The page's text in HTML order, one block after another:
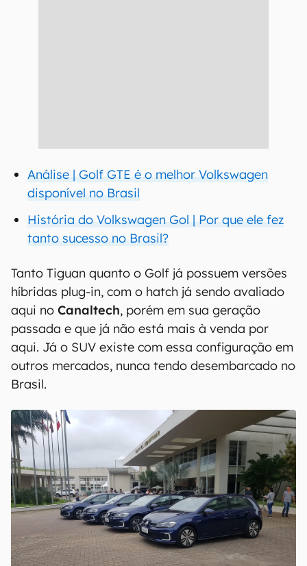
Análise | Golf GTE é o melhor Volkswagen
disponível no Brasil
História do Volkswagen Gol | Por que ele fez
tanto sucesso no Brasil?
Tanto Tiguan quanto o Golf já possuem versões
híbridas plug-in, com o hatch já sendo avaliado
aqui no Canaltech, porém em sua geração
passada e que já não está mais à venda por
aqui. Já o SUV existe com essa configuração em
outros mercados, nunca tendo desembarcado no
Brasil.